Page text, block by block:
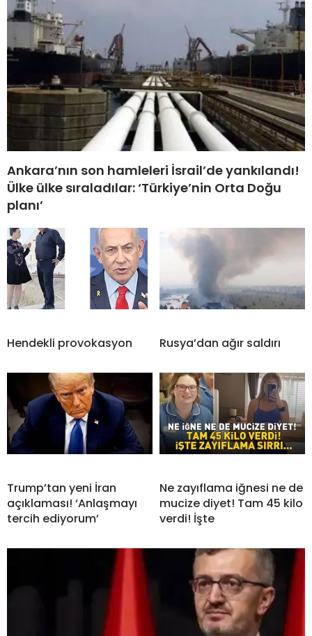
Ankara’nın son hamleleri İsrail’de yankılandı!
Ülke ülke sıraladılar: ‘Türkiye’nin Orta Doğu
planı’
Hendekli provokasyon Rusya’dan ağır saldırı
Trump’tan yeni İran
açıklaması! ‘Anlaşmayı
tercih ediyorum’
Ne zayıflama iğnesi ne de
mucize diyet! Tam 45 kilo
verdi! İşte